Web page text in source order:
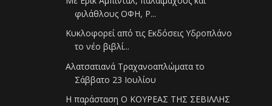
φιλάθλους ΟΦΗ, Ρ...
Κυκλοφορεί από τις Εκδόσεις Υδροπλάνο
το νέο βιβλί...
Αλατσατιανά Τραχανοαπλώματα το
Σάββατο 23 Ιουλίου
Η παράσταση Ο ΚΟΥΡΕΑΣ ΤΗΣ ΣΕΒΙΛΛΗΣ